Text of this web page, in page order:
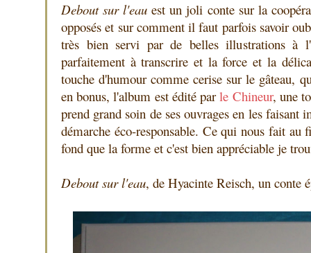
Debout sur l'eau est un joli conte sur la
opposés et sur comment il faut parfois savoir
très bien servi par de belles illustrations à
parfaitement à transcrire et la force et la
touche d'humour comme cerise sur le gâteau,
en bonus, l'album est édité parle Chineur, une
prend grand soin de ses ouvrages en les faisant
démarche éco-responsable. Ce qui nous fait au
fond que la forme et c'est bien appréciable je
Debout sur l'eau, de Hyacinte Reisch, un conte